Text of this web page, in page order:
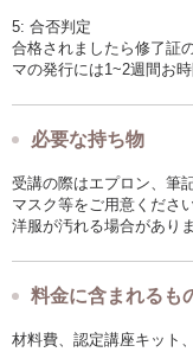
5: 合否判定
合格されましたら修了証
マの発行には1~2週間お
必要な持ち物
受講の際はエプロン、筆
マスク等をご用意ください
洋服が汚れる場合があり
料金に含まれるも
材料費、認定講座キット